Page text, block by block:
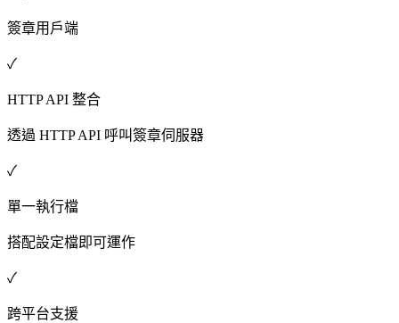
簽章用戶端
✓
HTTP API 整合
透過 HTTP API 呼叫簽章伺服器
✓
單一執行檔
搭配設定檔即可運作
✓
跨平台支援